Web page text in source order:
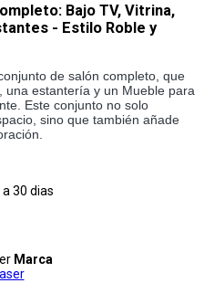
Bajo TV, Vitrina,
- Estilo Roble y
de salón completo, que
una estantería y un Mueble para
Este conjunto no solo
sino que también añade
30 dias
Marca